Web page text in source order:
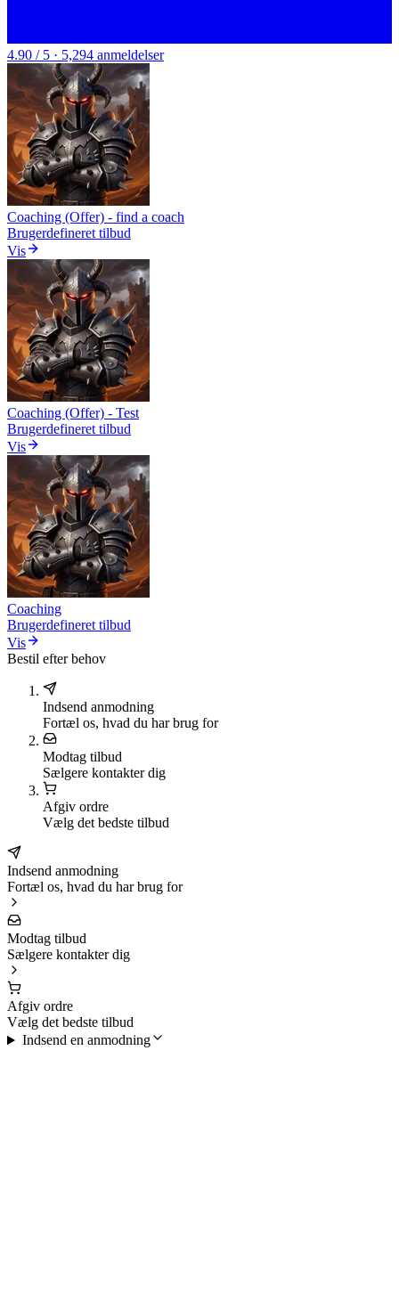
4.90 / 5 · 5,294 anmeldelser
Coaching (Offer) - find a coach
Brugerdefineret tilbud
Vis
Coaching (Offer) - Test
Brugerdefineret tilbud
Vis
Coaching
Brugerdefineret tilbud
Vis
Bestil efter behov
Indsend anmodning
Fortæl os, hvad du har brug for
Modtag tilbud
Sælgere kontakter dig
Afgiv ordre
Vælg det bedste tilbud
Indsend anmodning
Fortæl os, hvad du har brug for
Modtag tilbud
Sælgere kontakter dig
Afgiv ordre
Vælg det bedste tilbud
Indsend en anmodning